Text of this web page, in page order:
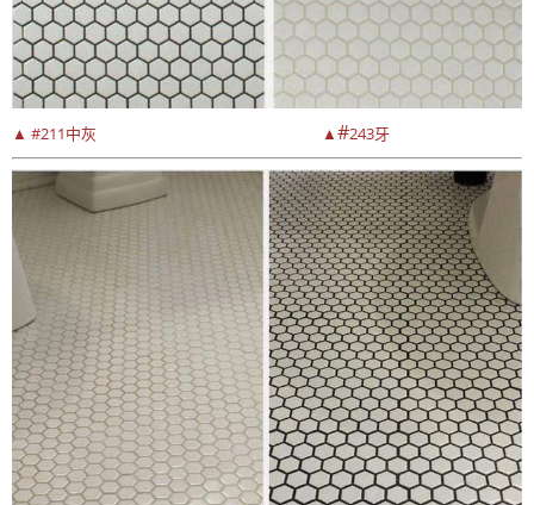
▲ #211中灰 ▲#243牙